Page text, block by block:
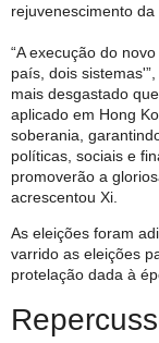
rejuvenescimento da
“A execução do
país, dois
mais desgastado
aplicado em Hong
soberania,
políticas, sociais e
promoverão a
acrescentou Xi.
As eleições foram
varrido as eleições
protelação dada à